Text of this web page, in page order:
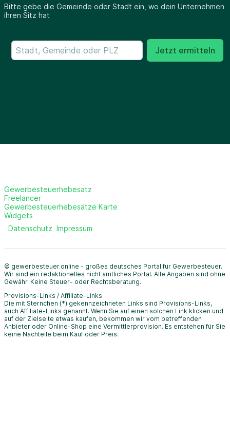
Bitte gebe die Gemeinde oder Stadt ein, wo dein Unternehmen
ihren Sitz hat
Jetzt ermitteln
Gewerbesteuerhebesatz
Freelancer
Gewerbesteuerhebesätze Karte
Widgets
Datenschutz Impressum
© gewerbesteuer.online - großes deutsches Portal für Gewerbesteuer.
Wir sind ein redaktionelles nicht amtliches Portal. Alle Angaben sind ohne
Gewähr. Keine Steuer- oder Rechtsberatung.
Provisions-Links / Affiliate-Links
Die mit Sternchen (*) gekennzeichneten Links sind Provisions-Links,
auch Affiliate-Links genannt. Wenn Sie auf einen solchen Link klicken und
auf der Zielseite etwas kaufen, bekommen wir vom betreffenden
Anbieter oder Online-Shop eine Vermittlerprovision. Es entstehen für Sie
keine Nachteile beim Kauf oder Preis.